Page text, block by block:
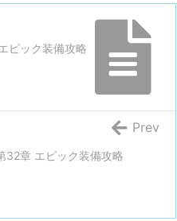
ピック装備攻略
32章 エピック装備攻略
Prev